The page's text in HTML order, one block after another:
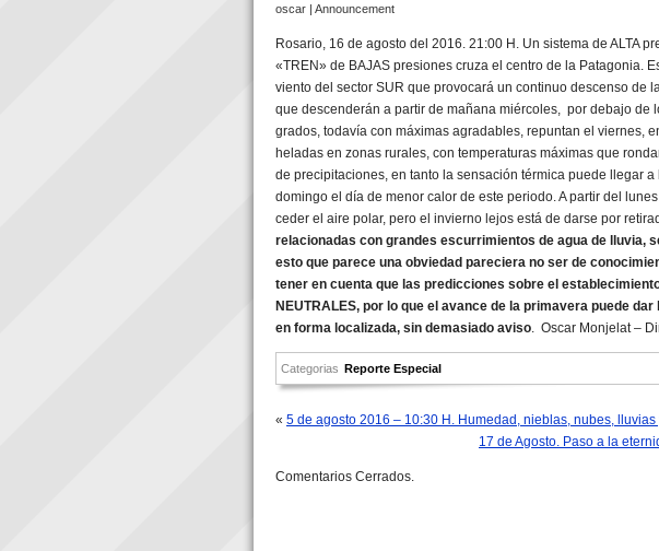
oscar | Announcement
Rosario, 16 de agosto del 2016. 21:00 H. Un sistema de ALTA
«TREN» de BAJAS presiones cruza el centro de la Patagonia.
viento del sector SUR que provocará un continuo descenso de
que descenderán a partir de mañana miércoles, por debajo de
grados, todavía con máximas agradables, repuntan el viernes,
heladas en zonas rurales, con temperaturas máximas que
de precipitaciones, en tanto la sensación térmica puede llegar
domingo el día de menor calor de este periodo. A partir del
ceder el aire polar, pero el invierno lejos está de darse por
relacionadas con grandes escurrimientos de agua de lluvia,
esto que parece una obviedad pareciera no ser de
tener en cuenta que las predicciones sobre el
NEUTRALES, por lo que el avance de la primavera puede
en forma localizada, sin demasiado aviso. Oscar Monjelat –
Categorias Reporte Especial
« 5 de agosto 2016 – 10:30 H. Humedad, nieblas, nubes,
17 de Agosto. Paso a la
Comentarios Cerrados.